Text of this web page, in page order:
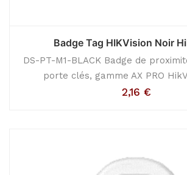
Badge Tag HIKVision Noir
DS-PT-M1-BLACK Badge de
porte clés, gamme AX PRO
2,16 €